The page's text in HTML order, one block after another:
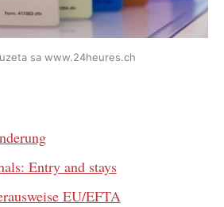
sa www.24heures.ch
Entry and stays
EU/EFTA